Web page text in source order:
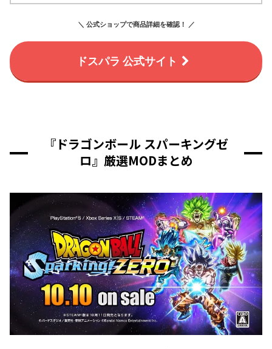
＼ 公式ショップで商品詳細を確認！ ／
ドスパラ 公式サイト
『ドラゴンボール スパーキングゼ
ロ』厳選MODまとめ